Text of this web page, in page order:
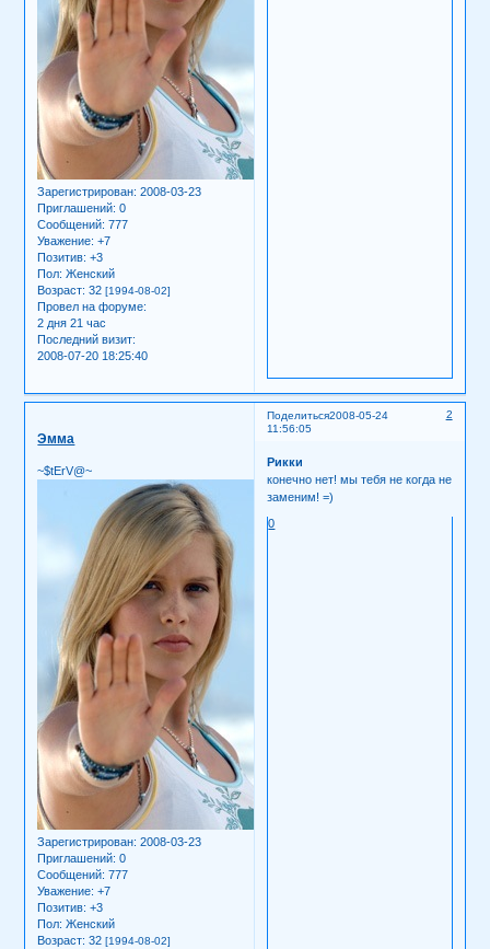
Зарегистрирован: 2008-03-23
Приглашений: 0
Сообщений: 777
Уважение: +7
Позитив: +3
Пол: Женский
Возраст: 32[1994-08-02]
Провел на форуме:
2 дня 21 час
Последний визит:
2008-07-20 18:25:40
Поделиться 2
2008-05-24
11:56:05
Эмма
~$tErV@~
Зарегистрирован: 2008-03-23
Приглашений: 0
Сообщений: 777
Уважение: +7
Позитив: +3
Пол: Женский
Возраст: 32[1994-08-02]
Рикки
конечно нет! мы тебя не когда не
заменим! =)
0